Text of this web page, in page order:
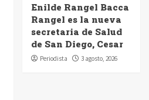
Enilde Rangel Bacca
Rangel es la nueva
secretaria de Salud
de San Diego, Cesar
Periodista 3 agosto, 2026